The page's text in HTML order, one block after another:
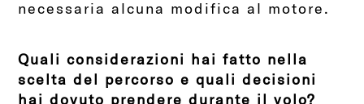
necessaria alcuna modifica al motore.
Quali considerazioni hai fatto nella
scelta del percorso e quali decisioni
hai dovuto prendere durante il volo?